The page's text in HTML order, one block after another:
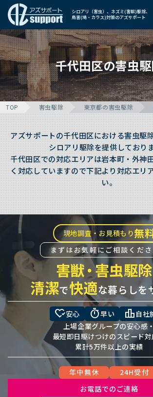
シロアリ（害虫）、ネズミ(害獣)駆除、
鳥害(鳩・カラス)対策のアズサポート
千代田区の害虫
TOP 害虫駆除 東京都の害虫駆除
アズサポートの千代田区における害虫駆
シロアリ駆除を提供しておりま
千代田区での対応エリアは岩本町・外神
く対応していますので下記より対応エリ
い。
現地調査・お見積もり無
まずはお気軽にご相談くださ
害獣・害虫駆除
清潔で快適な暮らしを
heart_check安心 timer早い leaderboard 自社
上場企業グループの安心感・
最短即日駆けつけのスピード対
累計5万件以上の実績
年中無休
24H受付
お電話でのご連絡